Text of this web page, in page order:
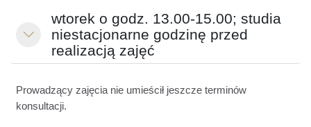
Minimalizuj
wtorek o godz. 13.00-15.00; studia
niestacjonarne godzinę przed
realizacją zajęć
Prowadzący zajęcia nie umieścił jeszcze terminów
konsultacji.